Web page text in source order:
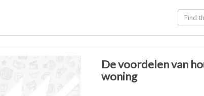
De voordelen van
woning